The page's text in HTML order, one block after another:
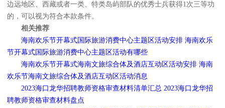
边远地区、西藏或者一类、特类岛屿部队的优秀士兵获得1次三等功
的，可以视为符合本款条件。
相关推荐
海南欢乐节开幕式国际旅游消费中心主题区活动安排 海南欢乐
节开幕式国际旅游消费中心主题区活动有哪些
海南欢乐节开幕式海南文旅综合体及酒店互动区活动安排 海南
欢乐节海南文旅综合体及酒店互动区活动消息
2023海口龙华招聘教师资格审查材料清单汇总 2023海口龙华招
聘教师资格审查材料盘点